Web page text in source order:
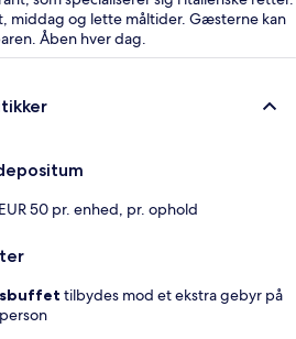
middag og lette måltider. Gæsterne kan
Åben hver dag.
EUR 50 pr. enhed, pr. ophold
tilbydes mod et ekstra gebyr på